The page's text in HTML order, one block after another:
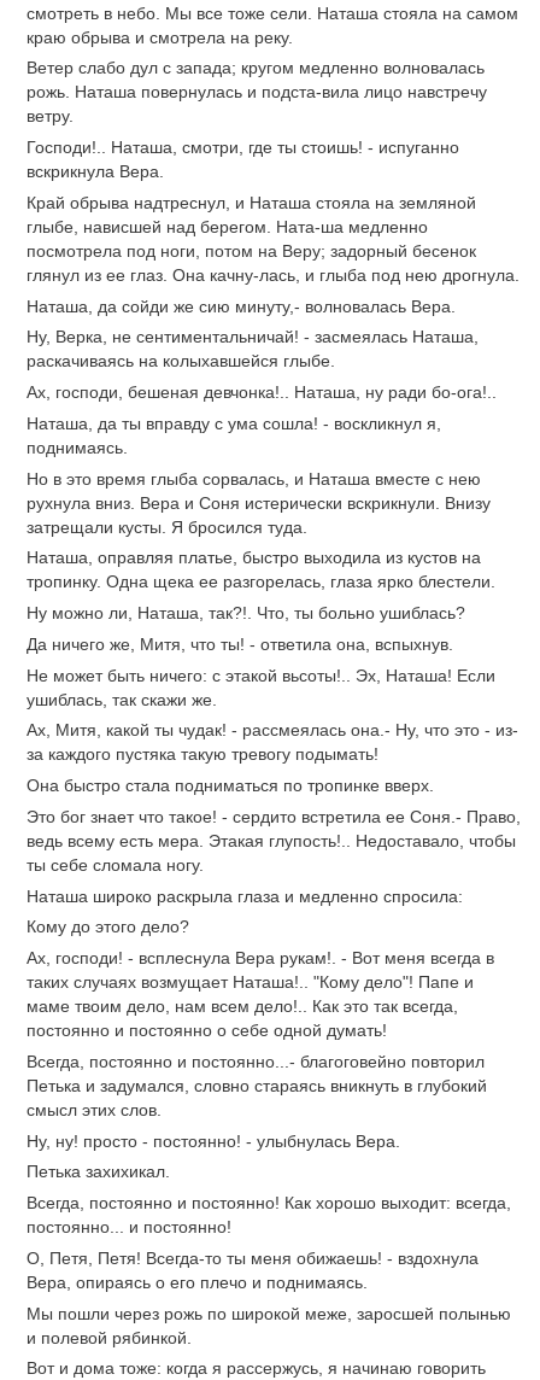
смотреть в небо. Мы все тоже сели. Наташа стояла на самом
краю обрыва и смотрела на реку.
Ветер слабо дул с запада; кругом медленно волновалась
рожь. Наташа повернулась и подста-вила лицо навстречу
ветру.
Господи!.. Наташа, смотри, где ты стоишь! - испуганно
вскрикнула Вера.
Край обрыва надтреснул, и Наташа стояла на земляной
глыбе, нависшей над берегом. Ната-ша медленно
посмотрела под ноги, потом на Веру; задорный бесенок
глянул из ее глаз. Она качну-лась, и глыба под нею дрогнула.
Наташа, да сойди же сию минуту,- волновалась Вера.
Ну, Верка, не сентиментальничай! - засмеялась Наташа,
раскачиваясь на колыхавшейся глыбе.
Ах, господи, бешеная девчонка!.. Наташа, ну ради бо-ога!..
Наташа, да ты вправду с ума сошла! - воскликнул я,
поднимаясь.
Но в это время глыба сорвалась, и Наташа вместе с нею
рухнула вниз. Вера и Соня истерически вскрикнули. Внизу
затрещали кусты. Я бросился туда.
Наташа, оправляя платье, быстро выходила из кустов на
тропинку. Одна щека ее разгорелась, глаза ярко блестели.
Ну можно ли, Наташа, так?!. Что, ты больно ушиблась?
Да ничего же, Митя, что ты! - ответила она, вспыхнув.
Не может быть ничего: с этакой вьсоты!.. Эх, Наташа! Если
ушиблась, так скажи же.
Ах, Митя, какой ты чудак! - рассмеялась она.- Ну, что это - из-
за каждого пустяка такую тревогу подымать!
Она быстро стала подниматься по тропинке вверх.
Это бог знает что такое! - сердито встретила ее Соня.- Право,
ведь всему есть мера. Этакая глупость!.. Недоставало, чтобы
ты себе сломала ногу.
Наташа широко раскрыла глаза и медленно спросила:
Кому до этого дело?
Ах, господи! - всплеснула Вера рукам!. - Вот меня всегда в
таких случаях возмущает Наташа!.. "Кому дело"! Папе и
маме твоим дело, нам всем дело!.. Как это так всегда,
постоянно и постоянно о себе одной думать!
Всегда, постоянно и постоянно...- благоговейно повторил
Петька и задумался, словно стараясь вникнуть в глубокий
смысл этих слов.
Ну, ну! просто - постоянно! - улыбнулась Вера.
Петька захихикал.
Всегда, постоянно и постоянно! Как хорошо выходит: всегда,
постоянно... и постоянно!
О, Петя, Петя! Всегда-то ты меня обижаешь! - вздохнула
Вера, опираясь о его плечо и поднимаясь.
Мы пошли через рожь по широкой меже, заросшей полынью
и полевой рябинкой.
Вот и дома тоже: когда я рассержусь, я начинаю говорить